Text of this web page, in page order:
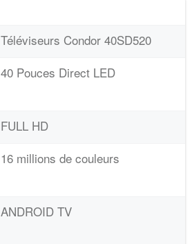
Téléviseurs Condor 40SD520
40 Pouces Direct LED
FULL HD
16 millions de couleurs
ANDROID TV